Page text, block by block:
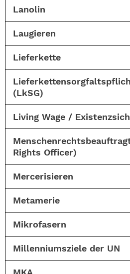
Lanolin
Laugieren
Lieferkette
(LkSG)
Living Wage /
Rights Officer)
Mercerisieren
Metamerie
Mikrofasern
Millenniumsziele der UN